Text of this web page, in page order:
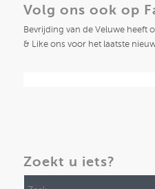
Volg ons ook op
Bevrijding van de Veluwe heeft
& Like ons voor het laatste
Zoekt u iets?